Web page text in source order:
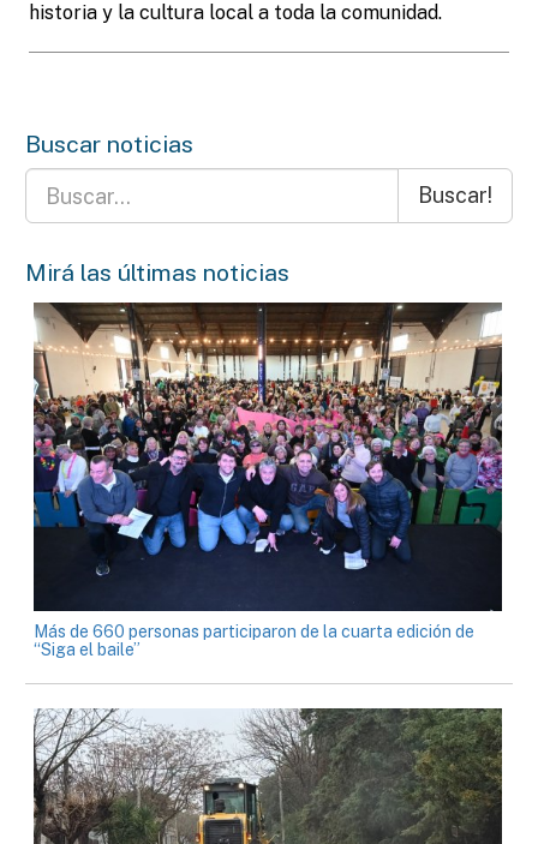
historia y la cultura local a toda la comunidad.
Buscar noticias
Buscar!
Mirá las últimas noticias
Más de 660 personas participaron de la cuarta edición de
“Siga el baile”